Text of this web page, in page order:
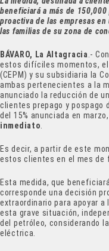
beneficiará a más de
proactiva de las empresas
las familias de su zona de
BÁVARO, La Altagracia.-
estos difíciles momentos, el
(CEPM) y su subsidiaria la
ambas pertenecientes a la
anunciado la reducción de un
clientes prepago y pospago
del 15% anunciada en
inmediato.
Es decir, a partir de este
estos clientes en el mes de
Esta medida, que
corresponde una decisión
extraordinario para apoyar
esta grave situación,
del petróleo, considerando
eléctrica.